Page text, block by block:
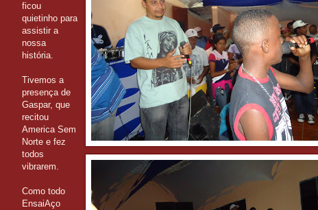
ficou
quietinho para
assistir a
nossa
história.
Tivemos a
presença de
Gaspar, que
recitou
America Sem
Norte e fez
todos
vibrarem.
Como todo
EnsaiAço